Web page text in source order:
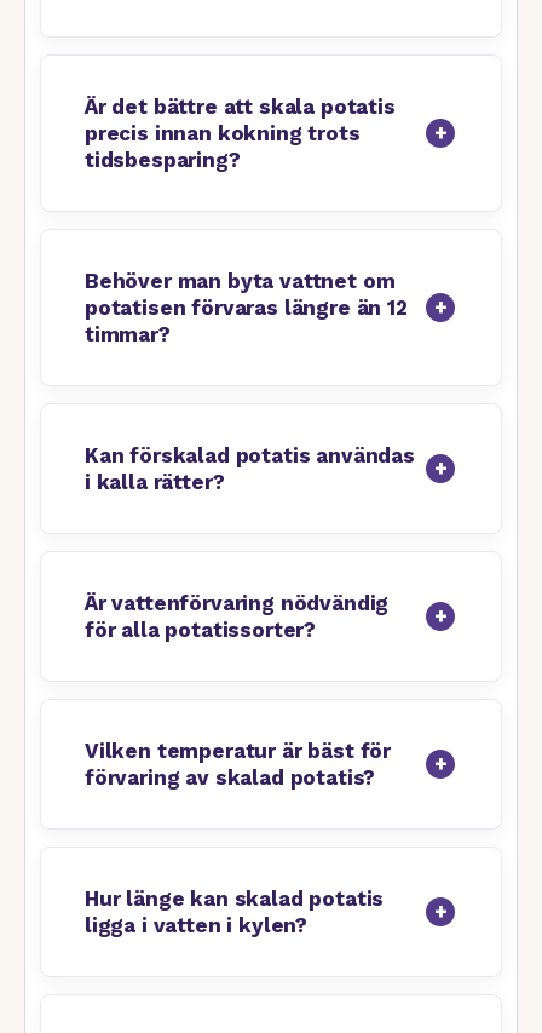
Är det bättre att skala potatis
precis innan kokning trots
tidsbesparing?
Behöver man byta vattnet om
potatisen förvaras längre än 12
timmar?
Kan förskalad potatis användas
i kalla rätter?
Är vattenförvaring nödvändig
för alla potatissorter?
Vilken temperatur är bäst för
förvaring av skalad potatis?
Hur länge kan skalad potatis
ligga i vatten i kylen?